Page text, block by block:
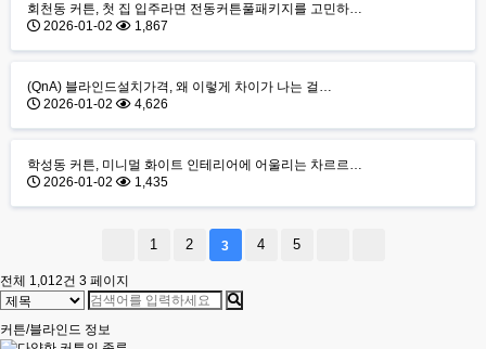
회천동 커튼, 첫 집 입주라면 전동커튼풀패키지를 고민하…
2026-01-02
1,867
(QnA) 블라인드설치가격, 왜 이렇게 차이가 나는 걸…
2026-01-02
4,626
학성동 커튼, 미니멀 화이트 인테리어에 어울리는 차르르…
2026-01-02
1,435
1 2 3 4 5
전체 1,012건 3 페이지
커튼/블라인드 정보